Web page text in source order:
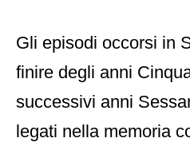
Gli episodi occorsi in
finire degli anni
successivi anni
legati nella memoria